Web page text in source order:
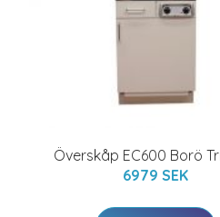
Överskåp EC600 Borö
6979 SEK